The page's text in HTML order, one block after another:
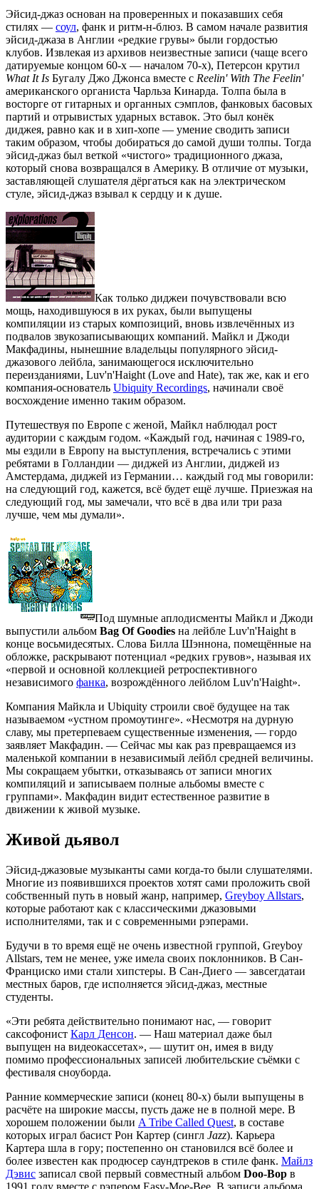
Эйсид-джаз основан на проверенных и показавших себя
стилях — соул, фанк и ритм-н-блюз. В самом начале развития
эйсид-джаза в Англии «редкие грувы» были гордостью
клубов. Извлекая из архивов неизвестные записи (чаще всего
датируемые концом 60-х — началом 70-х), Петерсон крутил
What It Is Бугалу Джо Джонса вместе с Reelin' With The Feelin'
американского органиста Чарльза Кинарда. Толпа была в
восторге от гитарных и органных сэмплов, фанковых басовых
партий и отрывистых ударных вставок. Это был конёк
диджея, равно как и в хип-хопе — умение сводить записи
таким образом, чтобы добираться до самой души толпы. Тогда
эйсид-джаз был веткой «чистого» традиционного джаза,
который снова возвращался в Америку. В отличие от музыки,
заставляющей слушателя дёргаться как на электрическом
стуле, эйсид-джаз взывал к сердцу и к душе.
Как только диджеи почувствовали всю
мощь, находившуюся в их руках, были выпущены
компиляции из старых композиций, вновь извлечённых из
подвалов звукозаписывающих компаний. Майкл и Джоди
Макфадины, нынешние владельцы популярного эйсид-
джазового лейбла, занимающегося исключительно
переизданиями, Luv'n'Haight (Love and Hate), так же, как и его
компания-основатель Ubiquity Recordings, начинали своё
восхождение именно таким образом.
Путешествуя по Европе с женой, Майкл наблюдал рост
аудитории с каждым годом. «Каждый год, начиная с 1989-го,
мы ездили в Европу на выступления, встречались с этими
ребятами в Голландии — диджей из Англии, диджей из
Амстердама, диджей из Германии… каждый год мы говорили:
на следующий год, кажется, всё будет ещё лучше. Приезжая на
следующий год, мы замечали, что всё в два или три раза
лучше, чем мы думали».
Под шумные аплодисменты Майкл и Джоди
выпустили альбом Bag Of Goodies на лейбле Luv'n'Haight в
конце восьмидесятых. Слова Билла Шэннона, помещённые на
обложке, раскрывают потенциал «редких грувов», называя их
«первой и основной коллекцией ретроспективного
независимого фанка, возрождённого лейблом Luv'n'Haight».
Компания Майкла и Ubiquity строили своё будущее на так
называемом «устном промоутинге». «Несмотря на дурную
славу, мы претерпеваем существенные изменения, — гордо
заявляет Макфадин. — Сейчас мы как раз превращаемся из
маленькой компании в независимый лейбл средней величины.
Мы сокращаем убытки, отказываясь от записи многих
компиляций и записываем полные альбомы вместе с
группами». Макфадин видит естественное развитие в
движении к живой музыке.
Живой дьявол
Эйсид-джазовые музыканты сами когда-то были слушателями.
Многие из появившихся проектов хотят сами проложить свой
собственный путь в новый жанр, например, Greyboy Allstars,
которые работают как с классическими джазовыми
исполнителями, так и с современными рэперами.
Будучи в то время ещё не очень известной группой, Greyboy
Allstars, тем не менее, уже имела своих поклонников. В Сан-
Франциско ими стали хипстеры. В Сан-Диего — завсегдатаи
местных баров, где исполняется эйсид-джаз, местные
студенты.
«Эти ребята действительно понимают нас, — говорит
саксофонист Карл Денсон. — Наш материал даже был
выпущен на видеокассетах», — шутит он, имея в виду
помимо профессиональных записей любительские съёмки с
фестиваля сноуборда.
Ранние коммерческие записи (конец 80-х) были выпущены в
расчёте на широкие массы, пусть даже не в полной мере. В
хорошем положении были A Tribe Called Quest, в составе
которых играл басист Рон Картер (сингл Jazz). Карьера
Картера шла в гору; постепенно он становился всё более и
более известен как продюсер саундтреков в стиле фанк. Майлз
Дэвис записал свой первый совместный альбом Doo-Bop в
1991 году вместе с рэпером Easy-Moe-Bee. В записи альбома